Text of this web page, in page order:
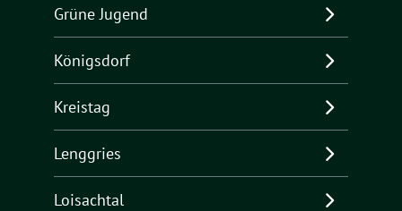
Grüne Jugend
Königsdorf
Kreistag
Lenggries
Loisachtal